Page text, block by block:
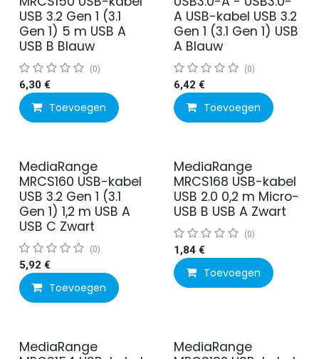
USB 3.2 Gen 1 (3.1
Gen 1) 5 m USB A
USB B Blauw
(0)
6,30 €
Toevoegen
A USB-kabel USB 3.2
Gen 1 (3.1 Gen 1) USB
A Blauw
(0)
6,42 €
Toevoegen
MediaRange
MRCS160 USB-kabel
USB 3.2 Gen 1 (3.1
Gen 1) 1,2 m USB A
USB C Zwart
(0)
5,92 €
Toevoegen
MediaRange
MRCS168 USB-kabel
USB 2.0 0,2 m Micro-
USB B USB A Zwart
(0)
1,84€
Toevoegen
MediaRange
MediaRange